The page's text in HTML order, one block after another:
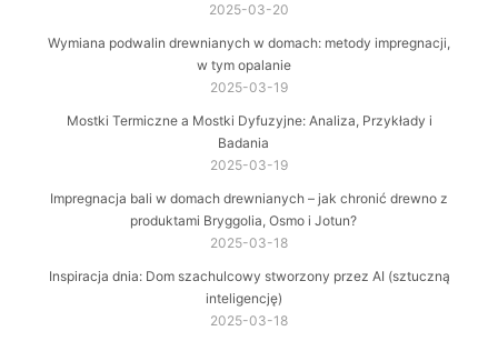
2025-03-20
Wymiana podwalin drewnianych w domach: metody impregnacji,
w tym opalanie
2025-03-19
Mostki Termiczne a Mostki Dyfuzyjne: Analiza, Przykłady i
Badania
2025-03-19
Impregnacja bali w domach drewnianych – jak chronić drewno z
produktami Bryggolia, Osmo i Jotun?
2025-03-18
Inspiracja dnia: Dom szachulcowy stworzony przez AI (sztuczną
inteligencję)
2025-03-18